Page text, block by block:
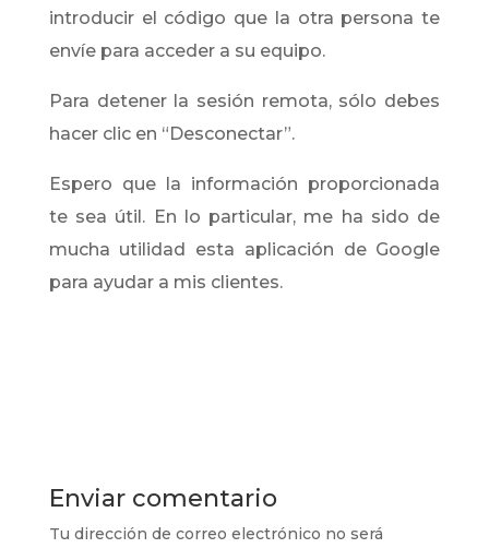
introducir el código que la otra persona te
envíe para acceder a su equipo.
Para detener la sesión remota, sólo debes
hacer clic en “Desconectar”.
Espero que la información proporcionada
te sea útil. En lo particular, me ha sido de
mucha utilidad esta aplicación de Google
para ayudar a mis clientes.
Enviar comentario
Tu dirección de correo electrónico no será